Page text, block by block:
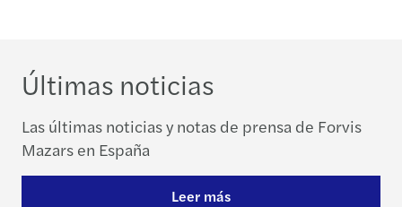
Últimas noticias
Las últimas noticias y notas de prensa de Forvis
Mazars en España
Leer más